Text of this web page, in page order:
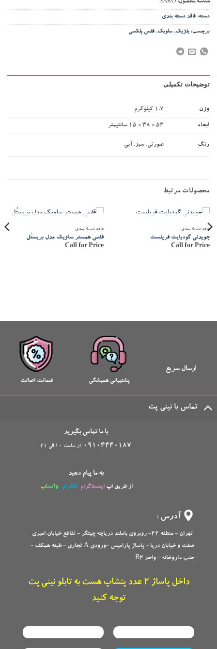
شناسه محصول: SARO
دسته: فاقد دسته بندی
برچسب: بلژیک, ساویک, قفس پلکسی
توضیحات تکمیلی
وزن 1.7 کیلوگرم
ابعاد 54 × 38 × 15 سانتیمتر
رنگ صورتی, سبز, آبی
محصولات مرتبط
فاقد دسته بندی
جویدنی گودبایت فرپلست
Call for Price
فاقد دسته بندی
قفس همستر ساویک مدل بریستُل
Call for Price
ارسال سریع
پشتیبانی همیشگی ضمانت اصالت
تماس با نینی پت
با ما تماس بگیرید
09104440187
از ساعت 10 الی 21
به ما پیام دهید
از طریق اپ اینستاگرام تلگرام واتساپ
آدرس :
تهران - منطقه 22- روبروی باملند دریاچه چیتگر - تقاطع خیابان امیری
صفت و خیابان دریا - پاساژ پارامیس -ورودی A تجاری -
طبقه همکف -
جنب داروخانه - واحد B2
داخل پاساژ 2 عدد پتشاپ هست به تابلو نینی پت
توجه کنید